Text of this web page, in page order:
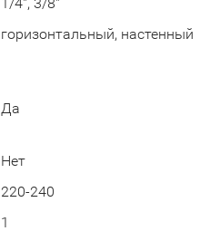
горизонтальный, настенный
Да
Нет
220-240
1